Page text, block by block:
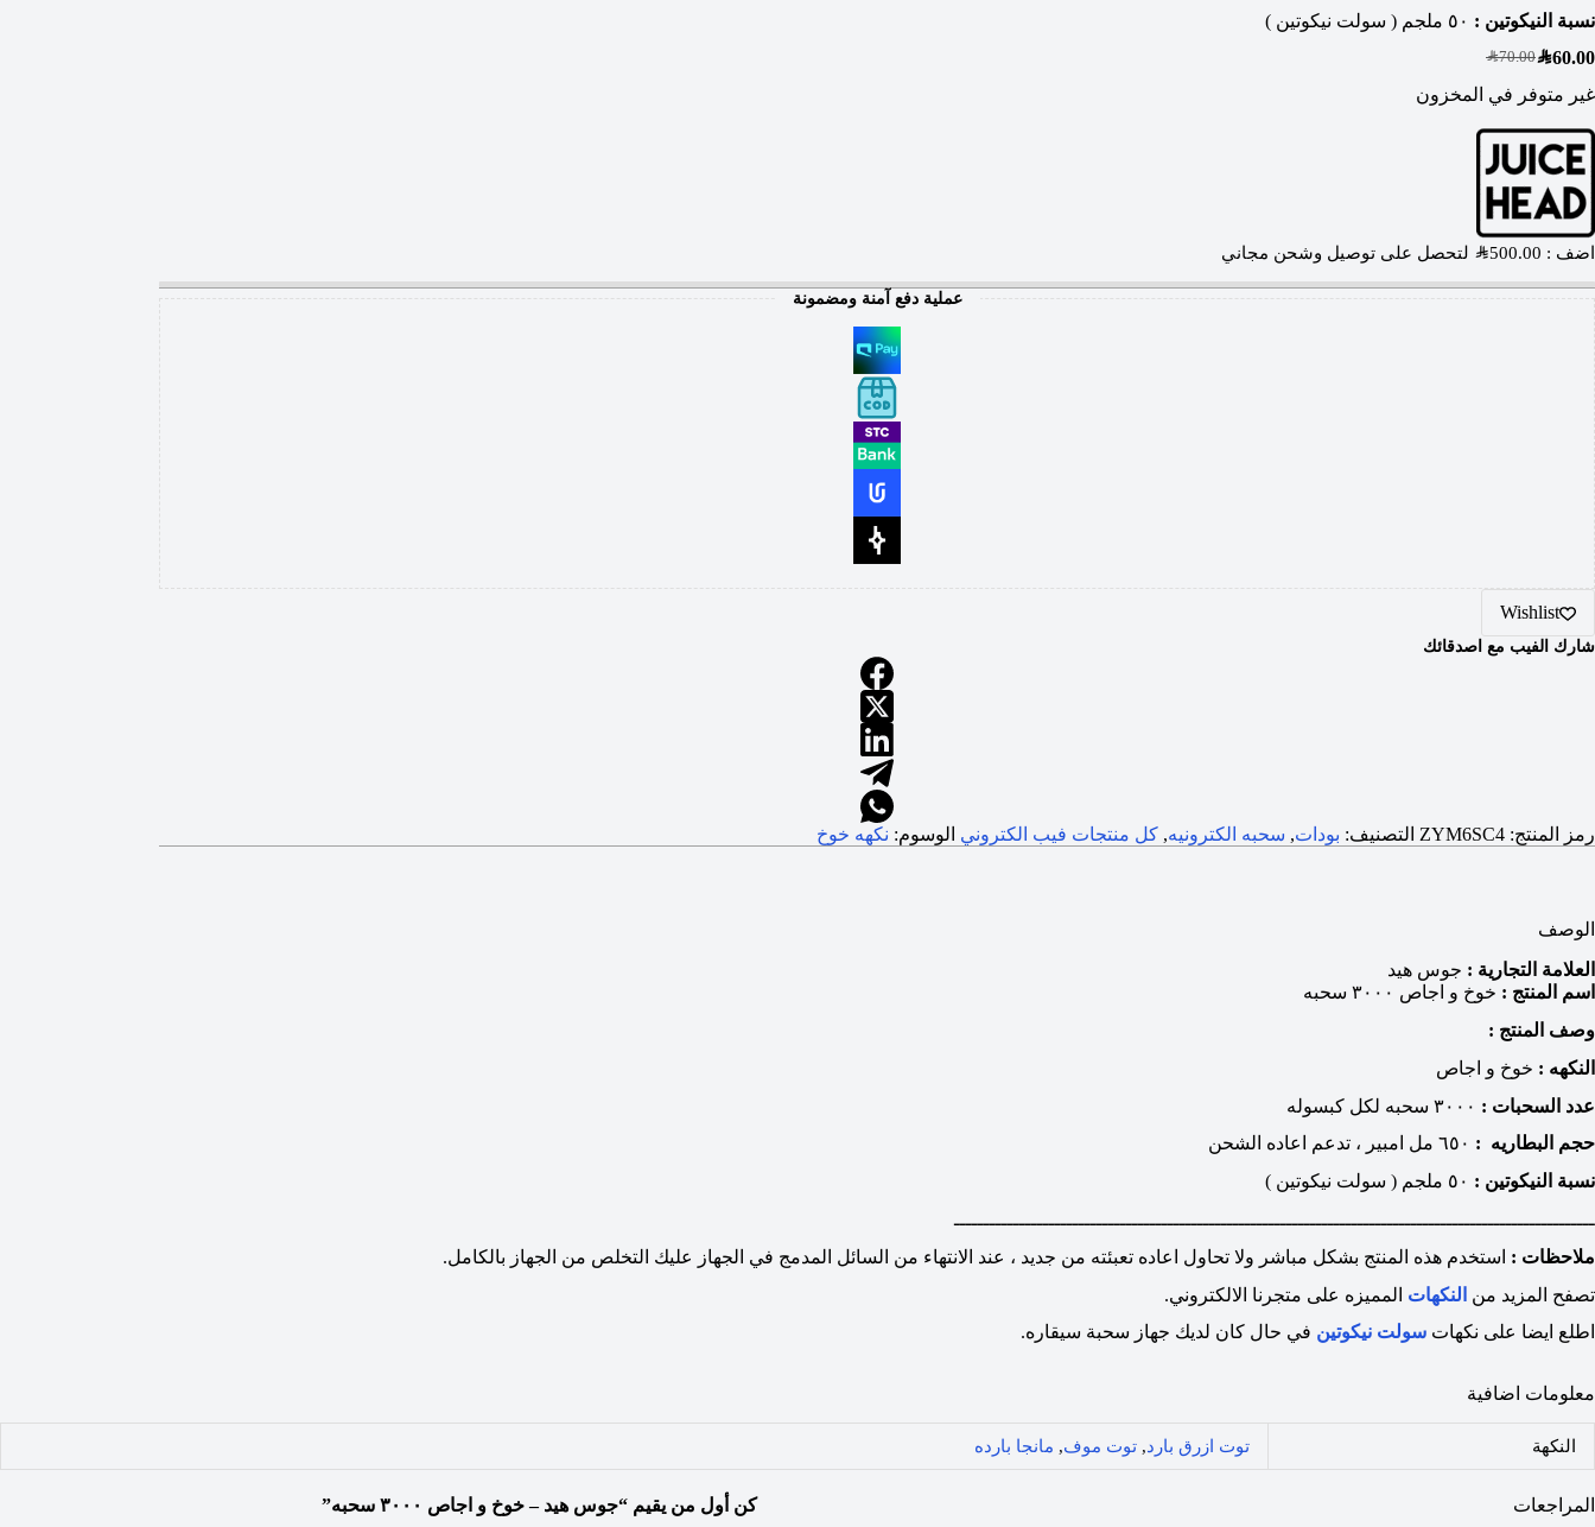
نسبة النيكوتين :
SAR70.00SAR60.00
غير متوفر في المخزون
اضف : SAR500.00 لتحصل على توصيل وشحن مجاني
عملية دفع آمنة ومضمونة
Wishlist
شارك الفيب مع اصدقائك
رمز المنتج: ZYM6SC4 التصنيف: بودات, سحبه الكترونيه, كل منتجات فيب الكتروني الوسوم: نكهه خوخ
الوصف
العلامة التجارية : جوس هيد
اسم المنتج : خوخ و اجاص ٣٠٠٠ سحبه
وصف المنتج :
النكهه : خوخ و اجاص
عدد السحبات :
حجم البطاريه :
نسبة النيكوتين :
ــــــــــــــــــــــــــــــــــــــــــــــــــــــــــــــــــــــــــــــــــــــــــــــــــــــــــــ
ملاحظات : استخدم هذه المنتج بشكل مباشر ولا تحاول اعاده تعبئته من جديد ، عند الانتهاء من السائل المدمج في الجهاز عليك التخلص من الجهاز بالكامل.
تصفح المزيد من النكهات المميزه على متجرنا الالكتروني.
اطلع ايضا على نكهات سولت نيكوتين في حال كان لديك جهاز سحبة سيقاره.
معلومات اضافية
النكهة توت ازرق بارد, توت موف, مانجا بارده
المراجعات
كن أول من يقيم “جوس هيد – خوخ و اجاص ٣٠٠٠ سحبه”